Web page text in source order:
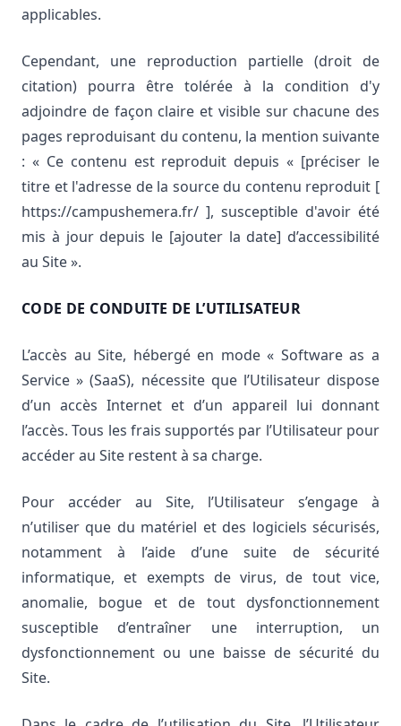
applicables.
Cependant, une reproduction partielle (droit de
citation) pourra être tolérée à la condition d'y
adjoindre de façon claire et visible sur chacune des
pages reproduisant du contenu, la mention suivante
: « Ce contenu est reproduit depuis « [préciser le
titre et l'adresse de la source du contenu reproduit [
https://campushemera.fr/ ], susceptible d'avoir été
mis à jour depuis le [ajouter la date] d’accessibilité
au Site ».
CODE DE CONDUITE DE L’UTILISATEUR
L’accès au Site, hébergé en mode « Software as a
Service » (SaaS), nécessite que l’Utilisateur dispose
d’un accès Internet et d’un appareil lui donnant
l’accès. Tous les frais supportés par l’Utilisateur pour
accéder au Site restent à sa charge.
Pour accéder au Site, l’Utilisateur s’engage à
n’utiliser que du matériel et des logiciels sécurisés,
notamment à l’aide d’une suite de sécurité
informatique, et exempts de virus, de tout vice,
anomalie, bogue et de tout dysfonctionnement
susceptible d’entraîner une interruption, un
dysfonctionnement ou une baisse de sécurité du
Site.